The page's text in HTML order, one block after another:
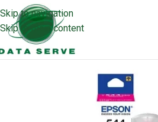
Skip to navigation
Skip to main content